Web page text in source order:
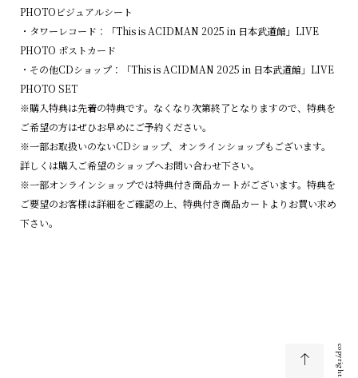
PHOTOビジュアルシート
・タワーレコード：「This is ACIDMAN 2025 in 日本武道館」LIVE
PHOTO ポストカード
・その他CDショップ：「This is ACIDMAN 2025 in 日本武道館」LIVE
PHOTO SET
※購入特典は先着の特典です。なくなり次第終了となりますので、特典を
ご希望の方はぜひお早めにご予約ください。
※一部お取扱いのないCDショップ、オンラインショップもございます。
詳しくは購入ご希望のショップへお問い合わせ下さい。
※一部オンラインショップでは特典付き商品カートがございます。特典を
ご要望のお客様は詳細をご確認の上、特典付き商品カートよりお買い求め
下さい。